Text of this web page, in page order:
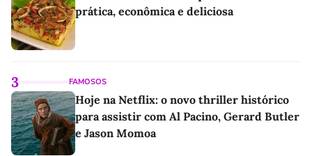
prática, econômica e deliciosa
3 FAMOSOS
Hoje na Netflix: o novo thriller histórico
para assistir com Al Pacino, Gerard Butler
e Jason Momoa